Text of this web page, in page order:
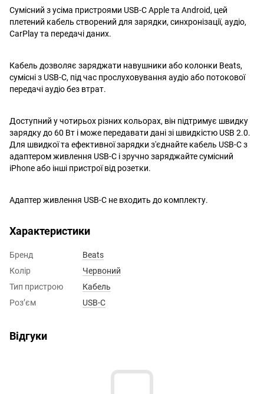
Сумісний з усіма пристроями USB-C Apple та Android, цей
плетений кабель створений для зарядки, синхронізації, аудіо,
CarPlay та передачі даних.
Кабель дозволяє заряджати навушники або колонки Beats,
сумісні з USB-C, під час прослуховування аудіо або потокової
передачі аудіо без втрат.
Доступний у чотирьох різних кольорах, він підтримує швидку
зарядку до 60 Вт і може передавати дані зі швидкістю USB 2.0.
Для швидкої та ефективної зарядки з'єднайте кабель USB-C з
адаптером живлення USB-C і зручно заряджайте сумісний
iPhone або інші пристрої від розетки.
Адаптер живлення USB-C не входить до комплекту.
Характеристики
Бренд
Beats
Колір
Червоний
Тип пристрою
Кабель
Розʼєм
USB-C
Відгуки